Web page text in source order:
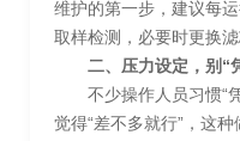
维护的第一步，建议每
取样检测，必要时更换滤
二、压力设定，别“
不少操作人员习惯“
觉得“差不多就行”，这